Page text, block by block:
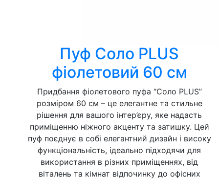
Пуф Соло PLUS
фіолетовий 60 см
Придбання фіолетового пуфа “Соло PLUS”
розміром 60 см – це елегантне та стильне
рішення для вашого інтер’єру, яке надасть
приміщенню ніжного акценту та затишку. Цей
пуф поєднує в собі елегантний дизайн і високу
функціональність, ідеально підходячи для
використання в різних приміщеннях, від
віталень та кімнат відпочинку до офісних